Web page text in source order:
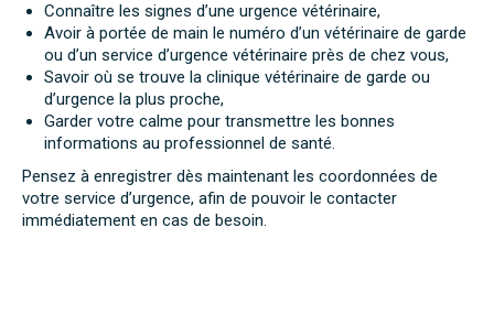
Connaître les signes d’une urgence vétérinaire,
Avoir à portée de main le numéro d’un vétérinaire de garde
ou d’un service d’urgence vétérinaire près de chez vous,
Savoir où se trouve la clinique vétérinaire de garde ou
d’urgence la plus proche,
Garder votre calme pour transmettre les bonnes
informations au professionnel de santé.
Pensez à enregistrer dès maintenant les coordonnées de
votre service d’urgence, afin de pouvoir le contacter
immédiatement en cas de besoin.